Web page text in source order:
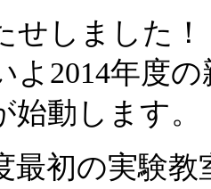
せしました！
よ2014年度
始動します。
最初の実験教